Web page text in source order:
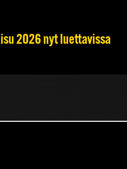
2026 nyt luettavissa